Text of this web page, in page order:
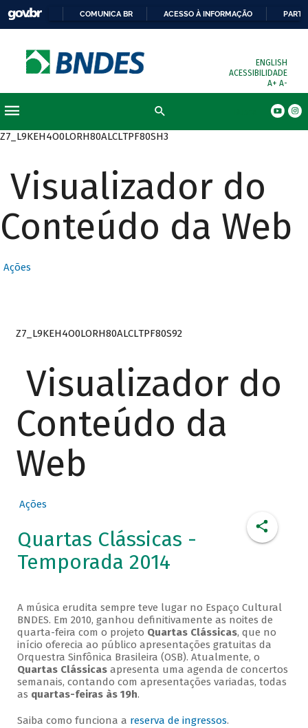
COMUNICA BR ACESSO À INFORMAÇÃO
ENGLISH
ACESSIBILIDADE
A+ A-
Z7_L9KEH4O0LORH80ALCLTPF80SH3
Visualizador do
Conteúdo da Web
Ações
Z7_L9KEH4O0LORH80ALCLTPF80S92
Visualizador do
Conteúdo da
Web
Ações
Quartas Clássicas -
Temporada 2014
A música erudita sempre teve lugar no Espaço Cultural
BNDES. Em 2010, ganhou definitivamente as noites de
quarta-feira com o projeto Quartas Clássicas, que no
início oferecia ao público apresentações gratuitas da
Orquestra Sinfônica Brasileira (OSB). Atualmente, o
Quartas Clássicasapresenta uma agenda de concertos
semanais, contando com apresentações variadas, todas
as quartas-feiras às 19h.
Saiba como funciona a reserva de ingressos.